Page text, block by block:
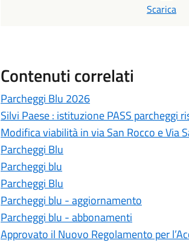
Scarica
Contenuti correlati
Parcheggi Blu 2026
Silvi Paese : istituzione PASS parcheggi
Modifica viabilità in via San Rocco e Via
Parcheggi Blu
Parcheggi blu
Parcheggi Blu
Parcheggi blu - aggiornamento
Parcheggi blu - abbonamenti
Approvato il Nuovo Regolamento per